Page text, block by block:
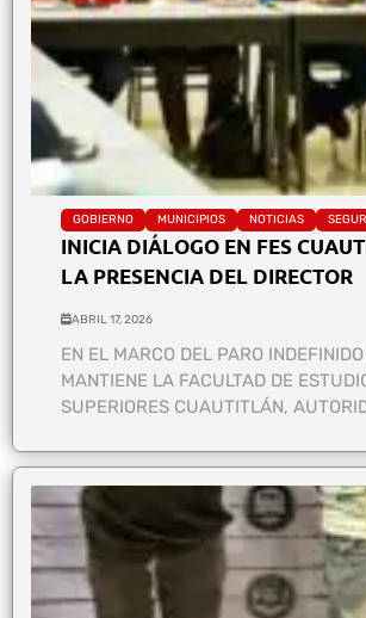
GOBIERNO MUNICIPIOS NOTICIAS
INICIA DIÁLOGO EN FES
LA PRESENCIA DEL DIRECTOR
ABRIL 17, 2026
EN EL MARCO DEL PARO
MANTIENE LA FACULTAD DE
SUPERIORES CUAUTITLÁN,